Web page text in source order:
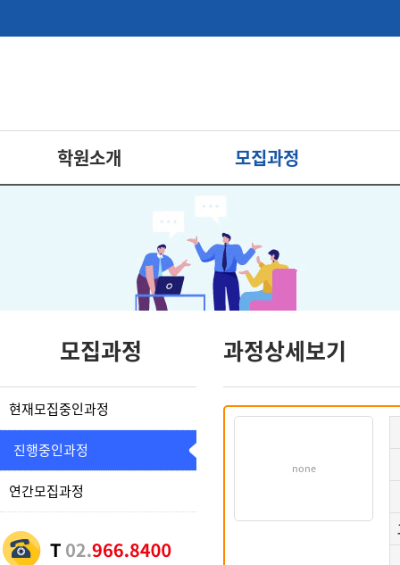
학원소개 모집과정
모집과정
현재모집중인과정
진행중인과정
연간모집과정
과정상세보기
none